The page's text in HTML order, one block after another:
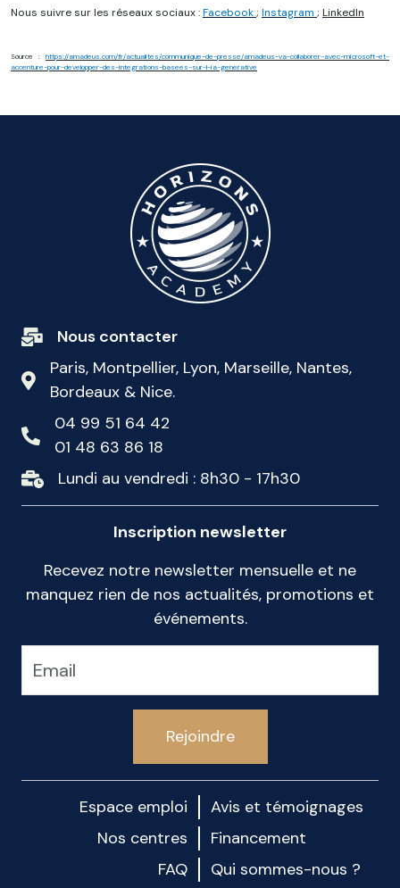
Nous suivre sur les réseaux sociaux :Facebook; Instagram ; LinkedIn
Source : https://amadeus.com/fr/actualites/communique-de-presse/amadeus-va-collaborer-avec-microsoft-et-
accenture-pour-developper-des-integrations-basees-sur-l-ia-generative
Nous contacter
Paris, Montpellier, Lyon, Marseille, Nantes,
Bordeaux & Nice.
04 99 51 64 42
01 48 63 86 18
Lundi au vendredi : 8h30 - 17h30
Inscription newsletter
Recevez notre newsletter mensuelle et ne
manquez rien de nos actualités, promotions et
événements.
Rejoindre
Espace emploi
Avis et témoignages
Nos centres
Financement
FAQ
Qui sommes-nous ?